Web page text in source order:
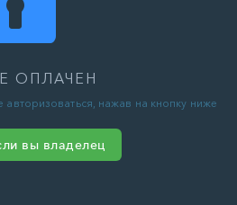
ОПЛАЧЕН
нажав на кнопку ниже
вы владелец